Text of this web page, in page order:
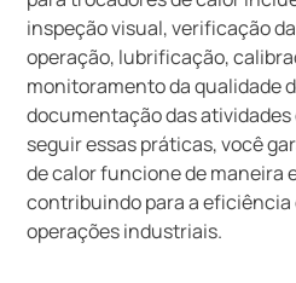
inspeção visual, verificação
operação, lubrificação,
monitoramento da qualidade
documentação das
seguir essas práticas, você
de calor funcione de maneira
contribuindo para a
operações industriais.